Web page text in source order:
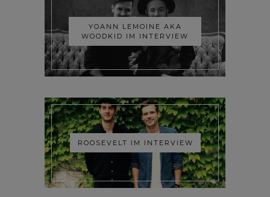
YOANN LEMOINE AKA
WOODKID IM INTERVIEW
ROOSEVELT IM INTERVIEW